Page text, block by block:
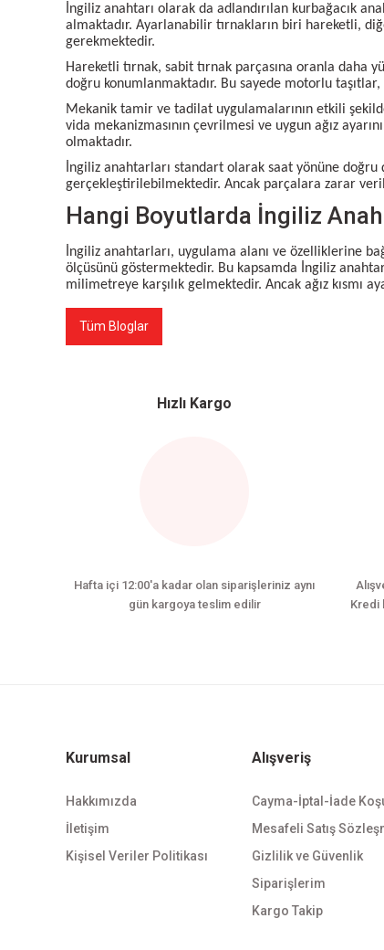
İngiliz anahtarı olarak da adlandırılan kurbağacık
almaktadır. Ayarlanabilir tırnakların biri hareketli,
gerekmektedir.
Hareketli tırnak, sabit tırnak parçasına oranla daha
doğru konumlanmaktadır. Bu sayede motorlu
Mekanik tamir ve tadilat uygulamalarının etkili
vida mekanizmasının çevrilmesi ve uygun ağız
olmaktadır.
İngiliz anahtarları standart olarak saat yönüne
gerçekleştirilebilmektedir. Ancak parçalara zarar
Hangi Boyutlarda İngiliz
İngiliz anahtarları, uygulama alanı ve özelliklerine
ölçüsünü göstermektedir. Bu kapsamda İngiliz
milimetreye karşılık gelmektedir. Ancak ağız
Tüm Bloglar
Hızlı Kargo
Hafta içi 12:00'a kadar olan siparişleriniz aynı
gün kargoya teslim edilir
Kredi
Kurumsal
Hakkımızda
İletişim
Kişisel Veriler Politikası
Alışveriş
Cayma-İptal-İade
Mesafeli Satış
Gizlilik ve Güvenlik
Siparişlerim
Kargo Takip